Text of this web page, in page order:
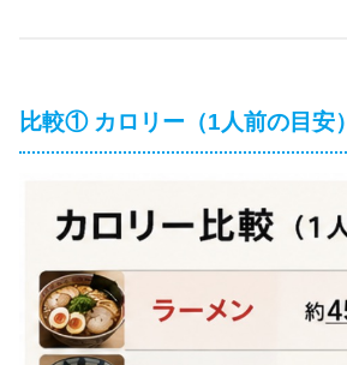
比較① カロリー（1人前の目安）